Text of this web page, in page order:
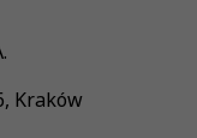
Kraków